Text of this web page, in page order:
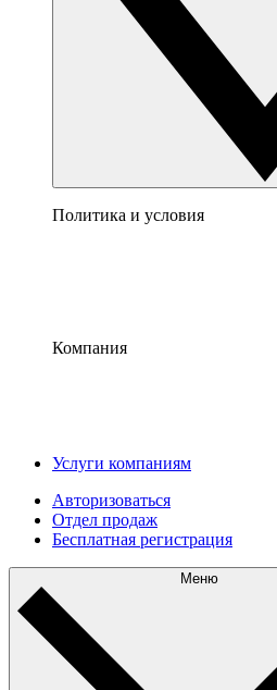
Политика и условия
Компания
Услуги компаниям
Авторизоваться
Отдел продаж
Бесплатная регистрация
Меню